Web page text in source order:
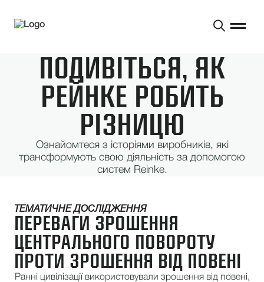
ПОДИВІТЬСЯ, ЯК
РЕЙНКЕ РОБИТЬ
РІЗНИЦЮ
Ознайомтеся з історіями виробників, які
трансформують свою діяльність за допомогою
систем Reinke.
ТЕМАТИЧНЕ ДОСЛІДЖЕННЯ
ПЕРЕВАГИ ЗРОШЕННЯ
ЦЕНТРАЛЬНОГО ПОВОРОТУ
ПРОТИ ЗРОШЕННЯ ВІД ПОВЕНІ
Ранні цивілізації використовували зрошення від повені,